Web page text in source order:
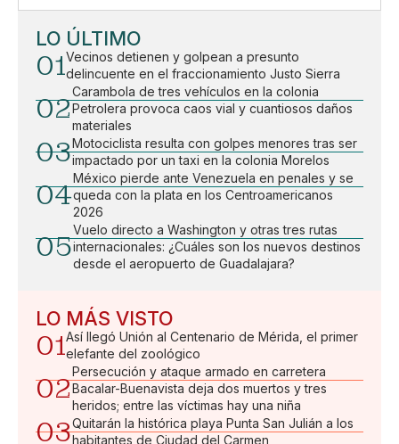
LO ÚLTIMO
01Vecinos detienen y golpean a presunto
delincuente en el fraccionamiento Justo Sierra
02
Carambola de tres vehículos en la colonia
Petrolera provoca caos vial y cuantiosos daños
materiales
03Motociclista resulta con golpes menores tras ser
impactado por un taxi en la colonia Morelos
04
México pierde ante Venezuela en penales y se
queda con la plata en los Centroamericanos
2026
05
Vuelo directo a Washington y otras tres rutas
internacionales: ¿Cuáles son los nuevos destinos
desde el aeropuerto de Guadalajara?
LO MÁS VISTO
01Así llegó Unión al Centenario de Mérida, el primer
elefante del zoológico
02
Persecución y ataque armado en carretera
Bacalar-Buenavista deja dos muertos y tres
heridos; entre las víctimas hay una niña
03Quitarán la histórica playa Punta San Julián a los
habitantes de Ciudad del Carmen